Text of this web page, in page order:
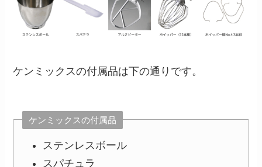
ケンミックスの付属品は下の通りです。
ケンミックスの付属品
ステンレスボール
スパチュラ